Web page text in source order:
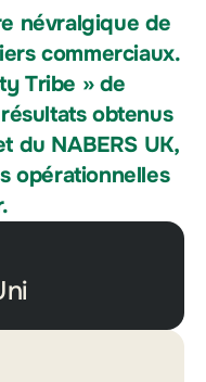
névralgique de
commerciaux.
Tribe » de
obtenus
du NABERS UK,
opérationnelles